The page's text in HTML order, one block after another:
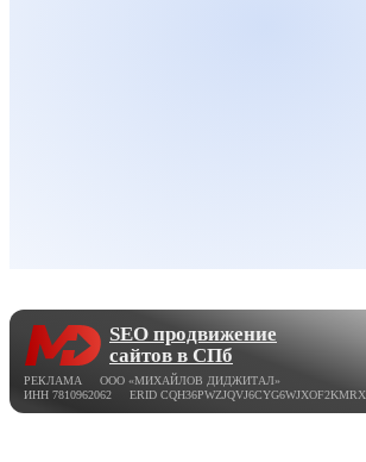
SEO продвижение
сайтов в СПб
РЕКЛАМА ООО «МИХАЙЛОВ ДИДЖИТАЛ»
ИНН 7810962062 ERID